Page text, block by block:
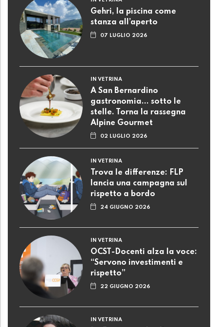
Gehri, la piscina come
stanza all’aperto
07 LUGLIO 2026
IN VETRINA
A San Bernardino
gastronomia... sotto le
stelle. Torna la rassegna
Alpine Gourmet
02 LUGLIO 2026
IN VETRINA
Trova le differenze: FLP
lancia una campagna sul
rispetto a bordo
24 GIUGNO 2026
IN VETRINA
OCST-Docenti alza la voce:
“Servono investimenti e
rispetto”
22 GIUGNO 2026
IN VETRINA